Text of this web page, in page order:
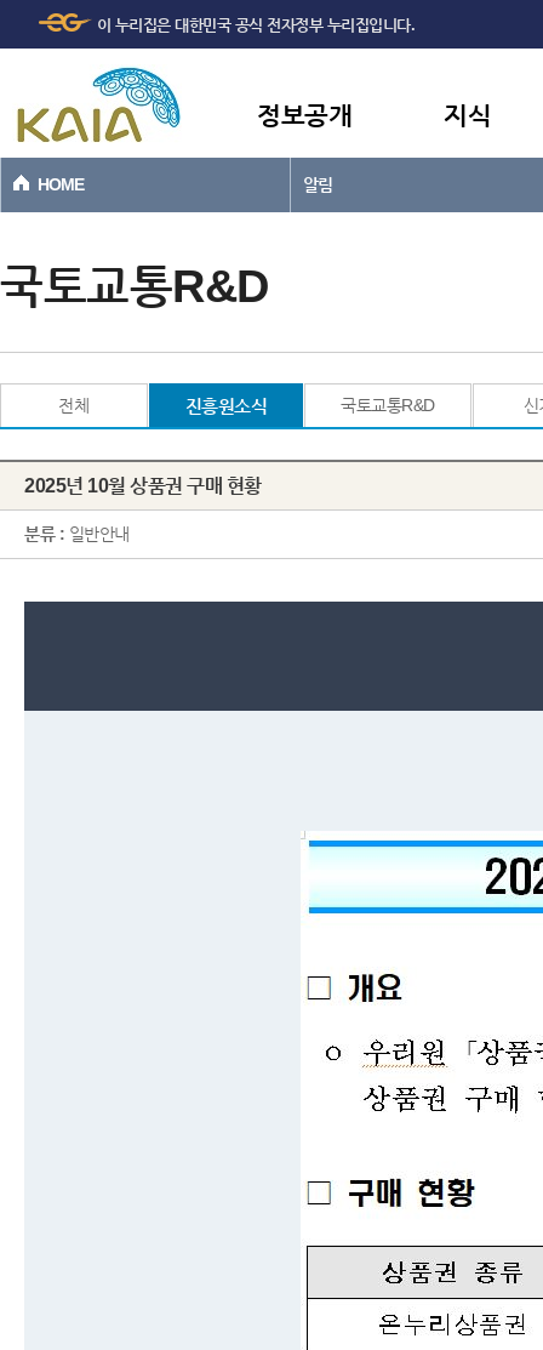
본문바로가기
이 누리집은 대한민국 공식 전자정부 누리집입니다.
정보공개 지식
HOME 알림
국토교통R&D
전체 진흥원소식 국토교통R&D 신
2025년 10월 상품권 구매 현황
분류 : 일반안내